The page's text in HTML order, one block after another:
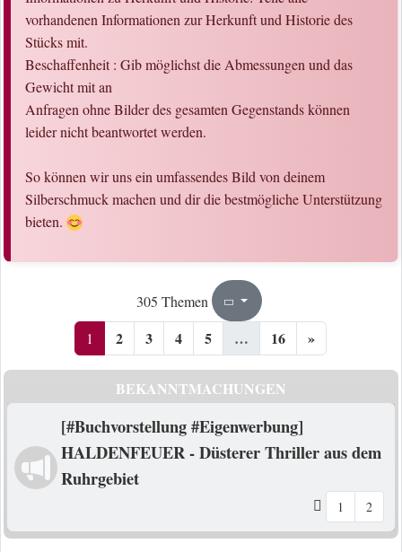
vorhandenen Informationen zur Herkunft und Historie des
Stücks mit.
Beschaffenheit : Gib möglichst die Abmessungen und das
Gewicht mit an
Anfragen ohne Bilder des gesamten Gegenstands können
leider nicht beantwortet werden.
So können wir uns ein umfassendes Bild von deinem
Silberschmuck machen und dir die bestmögliche Unterstützung
bieten.
305 Themen Seite1
1 2 3 4 5 … 16 »
BEKANNTMACHUNGEN
[#Buchvorstellung #Eigenwerbung]
HALDENFEUER - Düsterer Thriller aus dem
Ruhrgebiet
1 2